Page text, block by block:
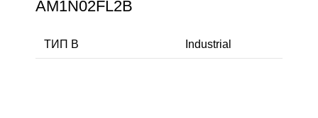
AM1N02FL2B
ТИП В Industrial